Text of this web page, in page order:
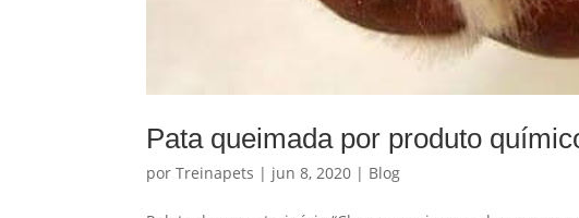
Pata queimada por produto
porTreinapets | jun 8, 2020 | Blog